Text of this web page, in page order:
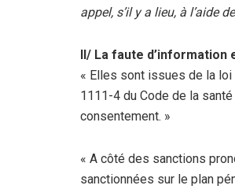
appel, s’il y a lieu, à l’aide
II/ La faute
« Elles sont issues de la loi
1111-4 du Code de la
consentement. »
« A côté des sanctions
sanctionnées sur le plan